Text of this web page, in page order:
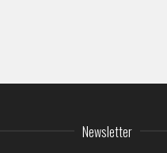
Newsletter